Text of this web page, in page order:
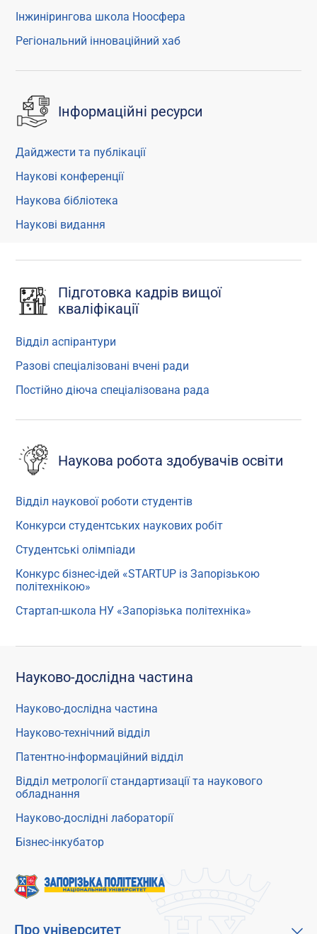
Інжинірингова школа Ноосфера
Регіональний інноваційний хаб
Інформаційні ресурси
Дайджести та публікації
Наукові конференції
Наукова бібліотека
Наукові видання
Підготовка кадрів вищої
кваліфікації
Відділ аспірантури
Разові спеціалізовані вчені ради
Постійно діюча спеціалізована рада
Наукова робота здобувачів освіти
Відділ наукової роботи студентів
Конкурси студентських наукових робіт
Студентські олімпіади
Конкурс бізнес-ідей «STARTUP із Запорізькою
політехнікою»
Стартап-школа НУ «Запорізька політехніка»
Науково-дослідна частина
Науково-дослідна частина
Науково-технічний відділ
Патентно-інформаційний відділ
Відділ метрології стандартизації та наукового
обладнання
Науково-дослідні лабораторії
Бізнес-інкубатор
Про університет